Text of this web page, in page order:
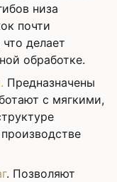
низа
почти
делает
обработке.
Предназначены
с мягкими,
. Позволяют